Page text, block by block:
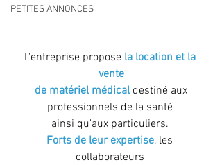
PETITES ANNONCES
L'entreprise propose la location et la
vente
de matériel médical destiné aux
professionnels de la santé
ainsi qu'aux particuliers.
Forts de leur expertise, les
collaborateurs